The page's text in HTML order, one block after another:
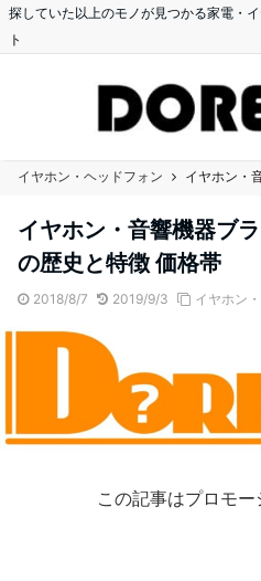
探していた以上のモノが見つかる家電・
ト
イヤホン・ヘッドフォン
イヤホン・音響機器ブ
の歴史と特徴 価格帯
2018/8/7 2019/9/3 イヤホン
この記事はプロモ